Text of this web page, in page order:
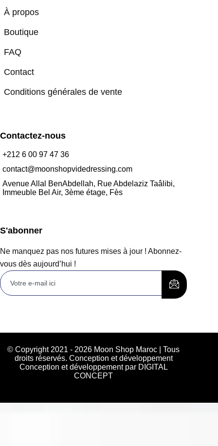
À propos
Boutique
FAQ
Contact
Conditions générales de vente
Contactez-nous
+212 6 00 97 47 36
contact@moonshopvidedressing.com
Avenue Allal BenAbdellah, Rue Abdelaziz Taâlibi,
Immeuble Bel Air, 3ème étage, Fès
S'abonner
Ne manquez pas nos futures mises à jour ! Abonnez-
vous dès aujourd’hui !
© Copyright 2021 - 2026 Moon Shop Maroc | Tous
droits réservés. Conception et développement
Conception et développement par DIGITAL
CONCEPT